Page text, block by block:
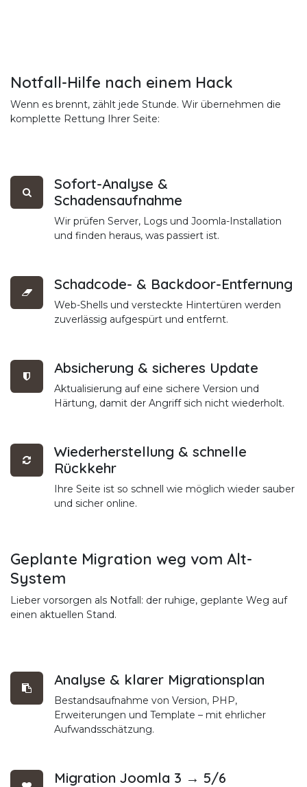
Notfall-Hilfe nach einem Hack
Wenn es brennt, zählt jede Stunde. Wir übernehmen die
komplette Rettung Ihrer Seite:
Sofort-Analyse &
Schadensaufnahme
Wir prüfen Server, Logs und Joomla-Installation
und finden heraus, was passiert ist.
Schadcode- & Backdoor-Entfernung
Web-Shells und versteckte Hintertüren werden
zuverlässig aufgespürt und entfernt.
Absicherung & sicheres Update
Aktualisierung auf eine sichere Version und
Härtung, damit der Angriff sich nicht wiederholt.
Wiederherstellung & schnelle
Rückkehr
Ihre Seite ist so schnell wie möglich wieder sauber
und sicher online.
Geplante Migration weg vom Alt-
System
Lieber vorsorgen als Notfall: der ruhige, geplante Weg auf
einen aktuellen Stand.
Analyse & klarer Migrationsplan
Bestandsaufnahme von Version, PHP,
Erweiterungen und Template – mit ehrlicher
Aufwandsschätzung.
Migration Joomla 3 → 5/6